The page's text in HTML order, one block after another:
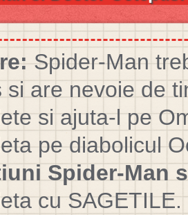
Spider-Man
si are nevoie de
si ajuta-l pe
pe diabolicul
Spider-Man
cu